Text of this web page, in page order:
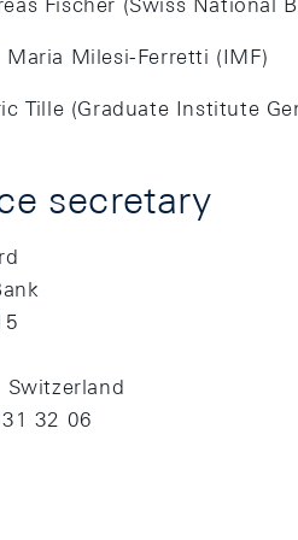
Maria Milesi-Ferretti (IMF)
Tille (Graduate Institute
secretary
Switzerland
32 06